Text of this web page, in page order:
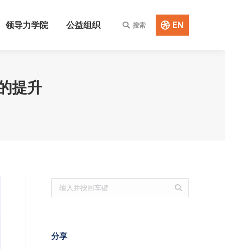
领导力学院 公益组织 Search:
搜索 EN
提升
Search:
分享
领导力学院 公益组织 Search:
搜索 EN